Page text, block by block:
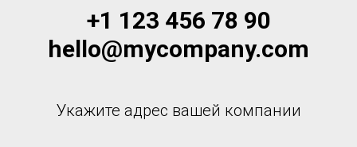
+1 123 456 78 90
hello@mycompany.com
Укажите адрес вашей компании